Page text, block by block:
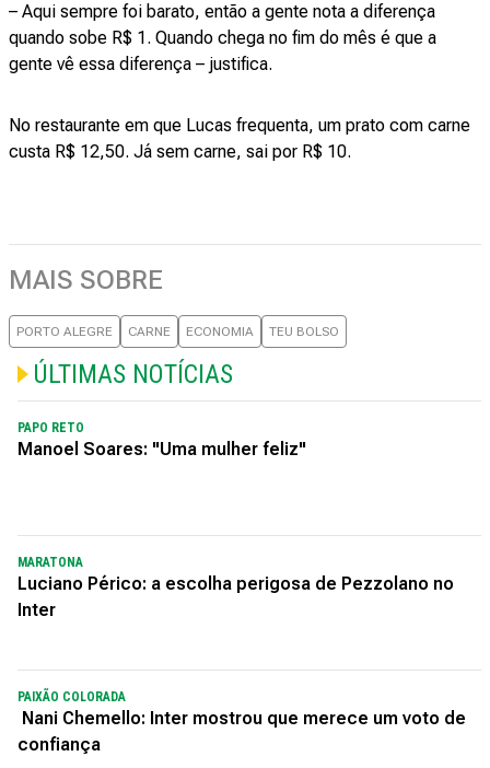
– Aqui sempre foi barato, então a gente nota a diferença
quando sobe R$ 1. Quando chega no fim do mês é que a
gente vê essa diferença – justifica.
No restaurante em que Lucas frequenta, um prato com carne
custa R$ 12,50. Já sem carne, sai por R$ 10.
MAIS SOBRE
PORTO ALEGRE CARNE ECONOMIA TEU BOLSO
ÚLTIMAS NOTÍCIAS
PAPO RETO
Manoel Soares: "Uma mulher feliz"
MARATONA
Luciano Périco: a escolha perigosa de Pezzolano no
Inter
PAIXÃO COLORADA
Nani Chemello: Inter mostrou que merece um voto de
confiança